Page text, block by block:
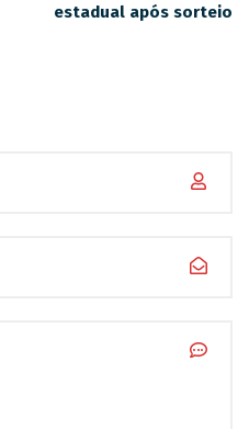
estadual após sorteio